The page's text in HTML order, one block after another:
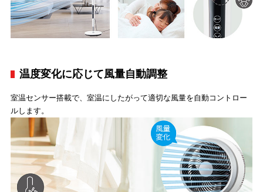
温度変化に応じて風量自動調整
室温センサー搭載で、室温にしたがって適切な風量を自動コントロー
ルします。